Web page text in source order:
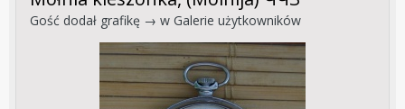
Gość dodał grafikę → w Galerie użytkowników